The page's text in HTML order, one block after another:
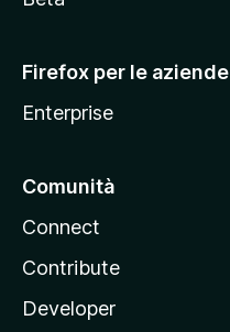
a
Firefox per le aziende
Enterprise
Comunità
Connect
Contribute
Developer